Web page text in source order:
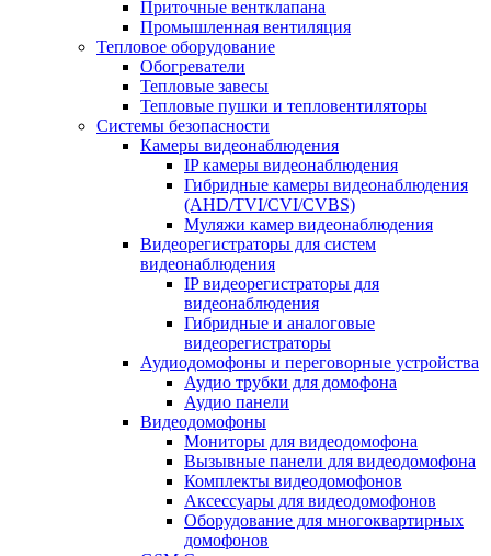
Приточные вентклапана
Промышленная вентиляция
Тепловое оборудование
Обогреватели
Тепловые завесы
Тепловые пушки и тепловентиляторы
Системы безопасности
Камеры видеонаблюдения
IP камеры видеонаблюдения
Гибридные камеры видеонаблюдения
(AHD/TVI/CVI/CVBS)
Муляжи камер видеонаблюдения
Видеорегистраторы для систем
видеонаблюдения
IP видеорегистраторы для
видеонаблюдения
Гибридные и аналоговые
видеорегистраторы
Аудиодомофоны и переговорные устройства
Аудио трубки для домофона
Аудио панели
Видеодомофоны
Мониторы для видеодомофона
Вызывные панели для видеодомофона
Комплекты видеодомофонов
Аксессуары для видеодомофонов
Оборудование для многоквартирных
домофонов